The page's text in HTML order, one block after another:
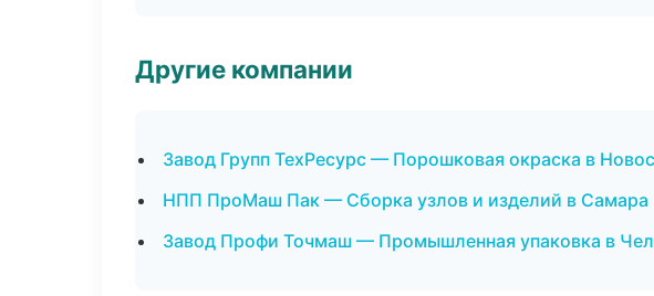
Другие компании
Завод Групп ТехРесурс — Порошковая окраска в
НПП ПроМаш Пак — Сборка узлов и изделий в Самара
Завод Профи Точмаш — Промышленная упаковка в